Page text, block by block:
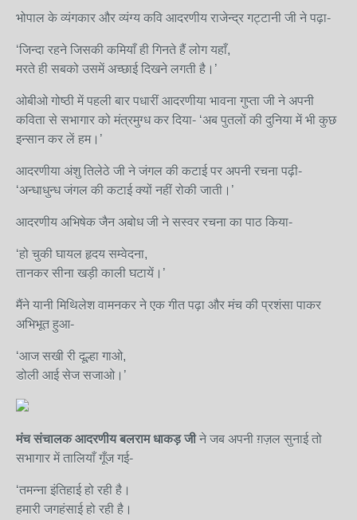
भोपाल के व्यंगकार और व्यंग्य कवि आदरणीय राजेन्द्र गट्टानी जी ने पढ़ा-
‘जिन्दा रहने जिसकी कमियाँ ही गिनते हैं लोग यहाँ,
मरते ही सबको उसमें अच्छाई दिखने लगती है।’
ओबीओ गोष्ठी में पहली बार पधारीं आदरणीया भावना गुप्ता जी ने अपनी
कविता से सभागार को मंत्रमुग्ध कर दिया- ‘अब पुतलों की दुनिया में भी कुछ
इन्सान कर लें हम।’
आदरणीया अंशु तिलेठे जी ने जंगल की कटाई पर अपनी रचना पढ़ी-
‘अन्धाधुन्ध जंगल की कटाई क्यों नहीं रोकी जाती।’
आदरणीय अभिषेक जैन अबोध जी ने सस्वर रचना का पाठ किया-
‘हो चुकी घायल हृदय सम्वेदना,
तानकर सीना खड़ी काली घटायें।’
मैंने यानी मिथिलेश वामनकर ने एक गीत पढ़ा और मंच की प्रशंसा पाकर
अभिभूत हुआ-
‘आज सखी री दूल्हा गाओ,
डोली आई सेज सजाओ।’
मंच संचालक आदरणीय बलराम धाकड़ जीने जब अपनी ग़ज़ल सुनाई तो
सभागार में तालियाँ गूँज गई-
‘तमन्ना इंतिहाई हो रही है।
हमारी जगहंसाई हो रही है।